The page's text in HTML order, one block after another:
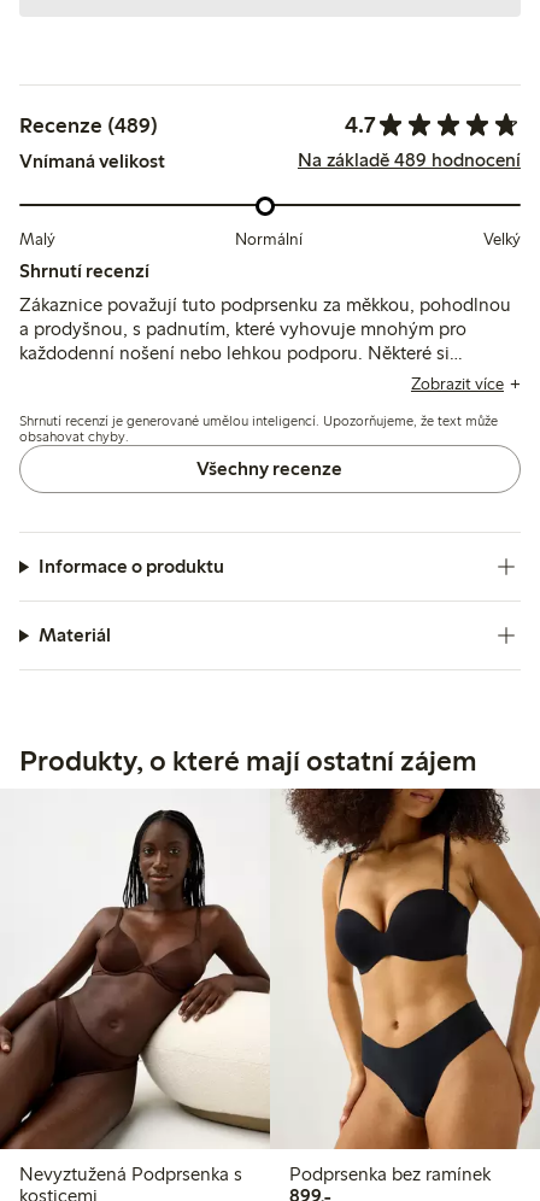
Recenze (489) 4.7
Vnímaná velikost Na základě 489 hodnocení
Malý Normální Velký
Shrnutí recenzí
Zákaznice považují tuto podprsenku za měkkou, pohodlnou
a prodyšnou, s padnutím, které vyhovuje mnohým pro
každodenní nošení nebo lehkou podporu. Některé si
všimnou omezené podpory u větších poprsí a úzkých
látku na pokožce.
Zobrazit více
Shrnutí recenzí je generované umělou inteligencí. Upozorňujeme, že text může
obsahovat chyby.
Všechny recenze
Informace o produktu
Materiál
Produkty, o které mají ostatní zájem
Nevyztužená Podprsenka s
kosticemi
Podprsenka bez ramínek
899,-899,00 Kč